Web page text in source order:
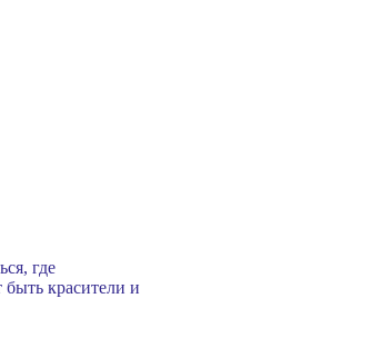
где
красители и